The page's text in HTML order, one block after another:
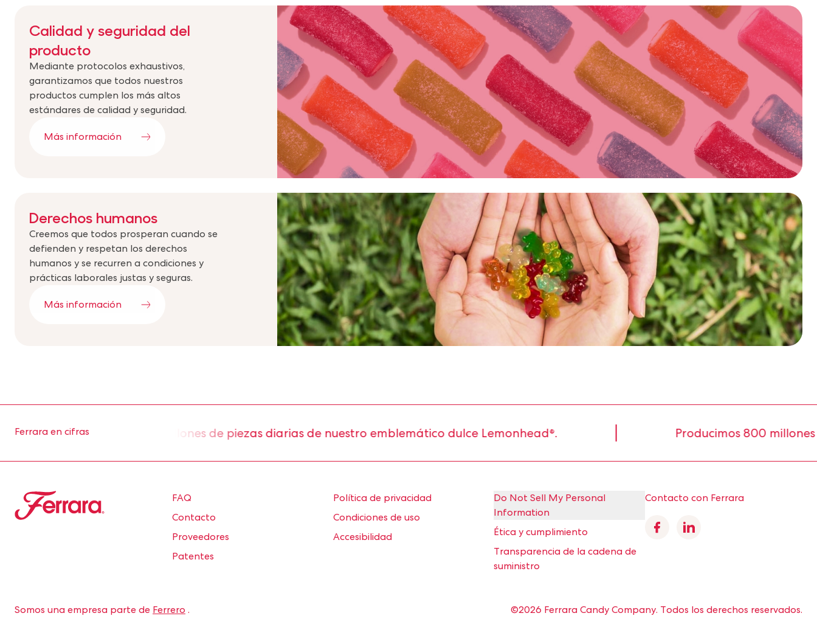
Calidad y seguridad del
producto
Mediante protocolos exhaustivos,
garantizamos que todos nuestros
productos cumplen los más altos
estándares de calidad y seguridad.
Más información
Derechos humanos
Creemos que todos prosperan cuando se
defienden y respetan los derechos
humanos y se recurren a condiciones y
prácticas laborales justas y seguras.
Más información
Ferrara en cifras 2 millones de piezas diarias de nuestro emblemático dulce Lemonhead®. Producimos 800 millones de
Ferrara
FAQ
Contacto
Proveedores
Patentes
Política de privacidad
Condiciones de uso
Accesibilidad
Do Not Sell My Personal
Information
Ética y cumplimiento
Transparencia de la cadena de
suministro
Contacto con Ferrara
FacebookLinkedin
Somos una empresa parte de Ferrero . ©2026 Ferrara Candy Company. Todos los derechos reservados.